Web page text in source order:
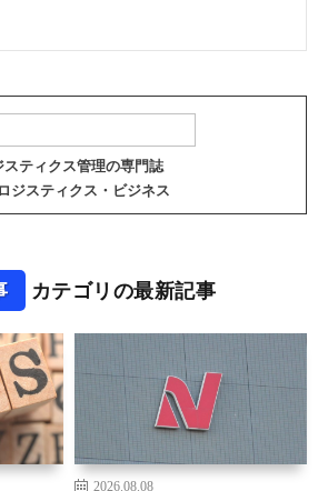
スティクス管理の専門誌
ジスティクス・ビジネス
カテゴリの最新記事
2026.08.08